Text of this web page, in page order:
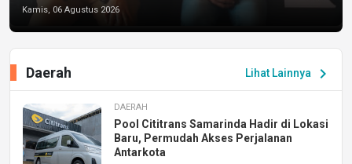
Kamis, 06 Agustus 2026
Lihat Lainnya chevron_right
Daerah
DAERAH
Pool Cititrans Samarinda Hadir di Lokasi
Baru, Permudah Akses Perjalanan
Antarkota